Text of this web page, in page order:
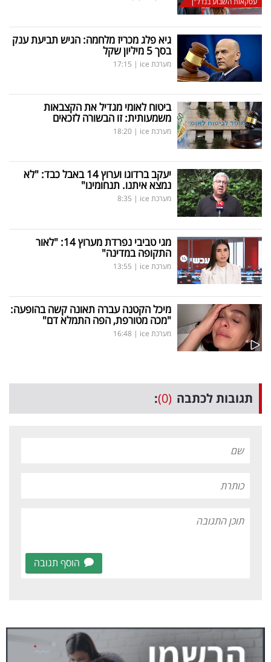
גיא פלג מכריז מלחמה: הגיש תביעת ענק
בסך 5 מיליון שקל
מערכת ice |
17:15
ביטוח לאומי מגדיל את הקצבאות
משמעותית: זו הבשורה לזכאים
מערכת ice |
18:20
יעקב ברדוגו וערוץ 14 באבל כבד: "לא
נמצא איתנו. תנחומינו"
מערכת ice |
8:35
מגי טביבי נפרדת מערוץ 14: "לאור
התקופה במדינה"
מערכת ice |
13:55
מיכל הקטנה עברה תאונה קשה בהופעה:
"מכה מטורפת, הפה התמלא דם"
מערכת ice |
16:48
תגובות לכתבה (0)
:
הוסף תגובה